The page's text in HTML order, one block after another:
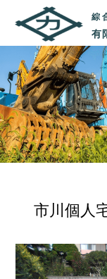
綜
有
市川個人